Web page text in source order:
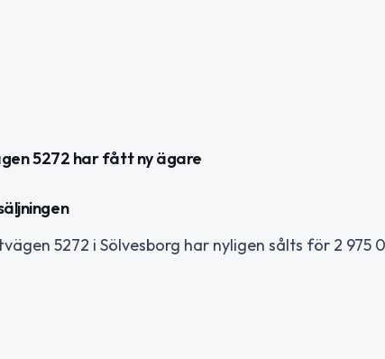
5272 har fått ny ägare
5272 i Sölvesborg har nyligen sålts för 2 975